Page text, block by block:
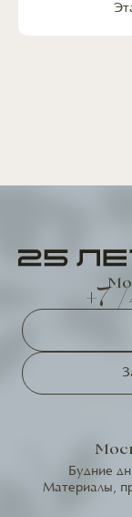
+7
Будние
Материалы,